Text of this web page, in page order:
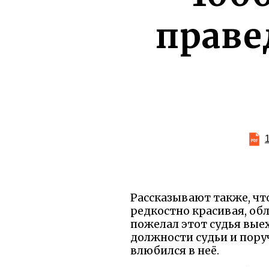
Рассказывают также,
редкостно красивая,
пожелал этот судья
должности судьи и
влюбился в неё.